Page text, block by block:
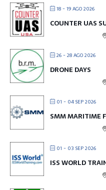
18 - 19 AGO 2026
COUNTER UAS
26 - 28 AGO 2026
DRONE DAYS
01 - 04 SEP 2026
SMM MARITIME
01 - 03 SEP 2026
ISS WORLD